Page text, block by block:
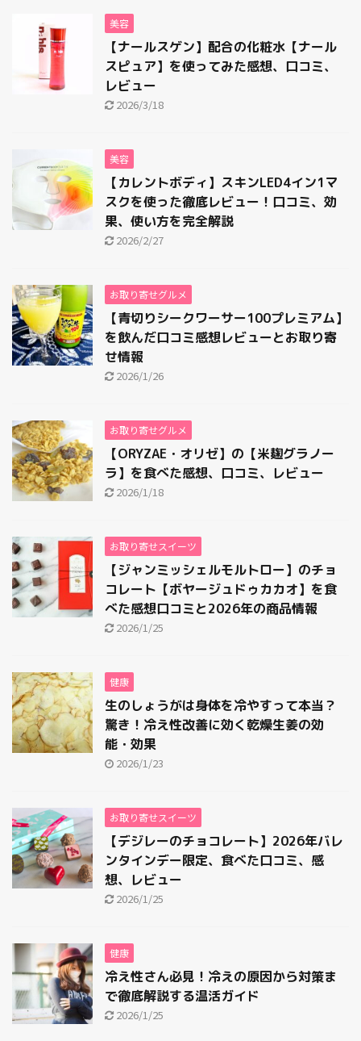
2023年5月
2023年4月
2022年11月
2022年10月
2022年4月
2021年5月
2021年4月
2020年3月
2020年1月
2019年4月
2018年12月
2018年11月
2018年5月
2018年3月
2018年1月
2017年12月
2016年1月
2015年8月
2015年6月
2015年1月
美容
【ナールスゲン】配合の化粧水【ナール
スピュア】を使ってみた感想、口コミ、
レビュー
2026/3/18
美容
【カレントボディ】スキンLED4イン1マ
スクを使った徹底レビュー！口コミ、効
果、使い方を完全解説
2026/2/27
お取り寄せグルメ
【青切りシークワーサー100プレミアム】
を飲んだ口コミ感想レビューとお取り寄
せ情報
2026/1/26
お取り寄せグルメ
【ORYZAE・オリゼ】の【米麹グラノー
ラ】を食べた感想、口コミ、レビュー
2026/1/18
お取り寄せスイーツ
【ジャンミッシェルモルトロー】のチョ
コレート【ボヤージュドゥカカオ】を食
べた感想口コミと2026年の商品情報
2026/1/25
健康
生のしょうがは身体を冷やすって本当？
驚き！冷え性改善に効く乾燥生姜の効
能・効果
2026/1/23
お取り寄せスイーツ
【デジレーのチョコレート】2026年バレ
ンタインデー限定、食べた口コミ、感
想、レビュー
2026/1/25
健康
冷え性さん必見！冷えの原因から対策ま
で徹底解説する温活ガイド
2026/1/25